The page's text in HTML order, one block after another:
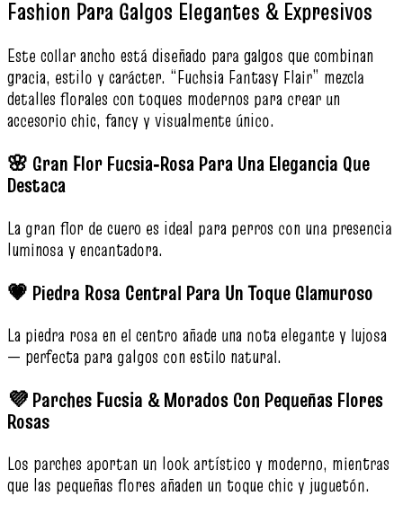
Fashion Para Galgos Elegantes & Expresivos
Este collar ancho está diseñado para galgos que combinan
gracia, estilo y carácter. “Fuchsia Fantasy Flair” mezcla
detalles florales con toques modernos para crear un
accesorio chic, fancy y visualmente único.
🌸 Gran Flor Fucsia‑Rosa Para Una Elegancia Que
Destaca
La gran flor de cuero es ideal para perros con una presencia
luminosa y encantadora.
💗 Piedra Rosa Central Para Un Toque Glamuroso
La piedra rosa en el centro añade una nota elegante y lujosa
— perfecta para galgos con estilo natural.
💜 Parches Fucsia & Morados Con Pequeñas Flores
Rosas
Los parches aportan un look artístico y moderno, mientras
que las pequeñas flores añaden un toque chic y juguetón.